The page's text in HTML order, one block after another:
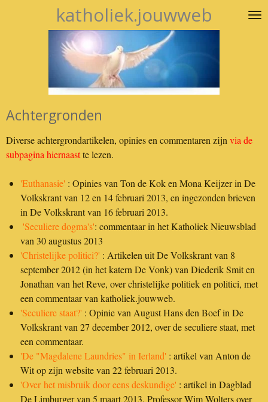
katholiek.jouwweb
Achtergronden
Diverse achtergrondartikelen, opinies en commentaren zijn via de
subpagina hiernaastte lezen.
'Euthanasie' : Opinies van Ton de Kok en Mona Keijzer in De
Volkskrant van 12 en 14 februari 2013, en ingezonden brieven
in De Volkskrant van 16 februari 2013.
'Seculiere dogma's': commentaar in het Katholiek Nieuwsblad
van 30 augustus 2013
'Christelijke politici?' : Artikelen uit De Volkskrant van 8
september 2012 (in het katern De Vonk) van Diederik Smit en
Jonathan van het Reve, over christelijke politiek en politici, met
een commentaar van katholiek.jouwweb.
'Seculiere staat?' : Opinie van August Hans den Boef in De
Volkskrant van 27 december 2012, over de seculiere staat, met
een commentaar.
'De "Magdalene Laundries" in Ierland' : artikel van Anton de
Wit op zijn website van 22 februari 2013.
'Over het misbruik door eens deskundige' : artikel in Dagblad
De Limburger van 5 maart 2013. Professor Wim Wolters over